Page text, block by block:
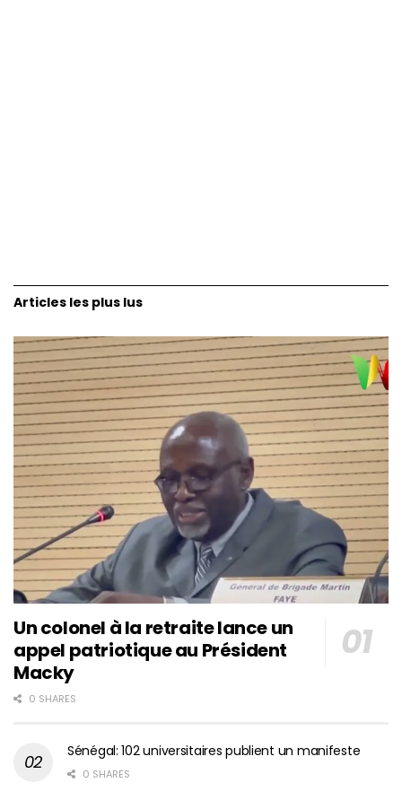
Articles les plus lus
Un colonel à la retraite lance un
appel patriotique au Président
Macky
0 SHARES
Sénégal: 102 universitaires publient un manifeste
0 SHARES